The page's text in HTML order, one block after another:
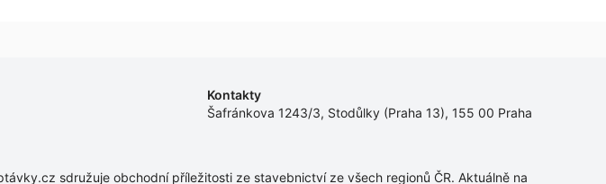
Kontakty
Šafránkova 1243/3, Stodůlky (Praha 13), 155 00 Praha
sdružuje obchodní příležitosti ze stavebnictví ze všech regionů ČR. Aktuálně na